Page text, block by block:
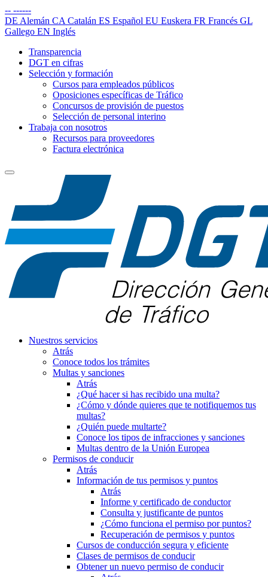
-- ------
DE Alemán CA Catalán ES Español EU Euskera FR Francés GL
Gallego EN Inglés
Transparencia
DGT en cifras
Selección y formación
Cursos para empleados públicos
Oposiciones específicas de Tráfico
Concursos de provisión de puestos
Selección de personal interino
Trabaja con nosotros
Recursos para proveedores
Factura electrónica
Nuestros servicios
Atrás
Conoce todos los trámites
Multas y sanciones
Atrás
¿Qué hacer si has recibido una multa?
¿Cómo y dónde quieres que te notifiquemos tus
multas?
¿Quién puede multarte?
Conoce los tipos de infracciones y sanciones
Multas dentro de la Unión Europea
Permisos de conducir
Atrás
Información de tus permisos y puntos
Atrás
Informe y certificado de conductor
Consulta y justificante de puntos
¿Cómo funciona el permiso por puntos?
Recuperación de permisos y puntos
Cursos de conducción segura y eficiente
Clases de permisos de conducir
Obtener un nuevo permiso de conducir